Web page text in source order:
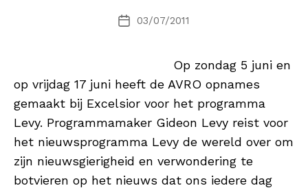
Berichtdatum
03/07/2011
Op zondag 5 juni en
op vrijdag 17 juni heeft de AVRO opnames
gemaakt bij Excelsior voor het programma
Levy. Programmamaker Gideon Levy reist voor
het nieuwsprogramma Levy de wereld over om
zijn nieuwsgierigheid en verwondering te
botvieren op het nieuws dat ons iedere dag